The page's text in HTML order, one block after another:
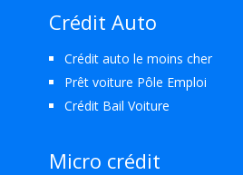
Crédit Auto
Crédit auto le moins cher
Prêt voiture Pôle Emploi
Crédit Bail Voiture
Micro crédit